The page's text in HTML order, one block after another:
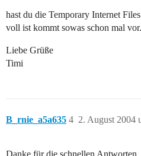
hast du die Temporary Internet
voll ist kommt sowas schon mal vor.
Liebe Grüße
Timi
B_rnie_a5a635 2. August 2004
4
Danke für die schnellen Antworten,